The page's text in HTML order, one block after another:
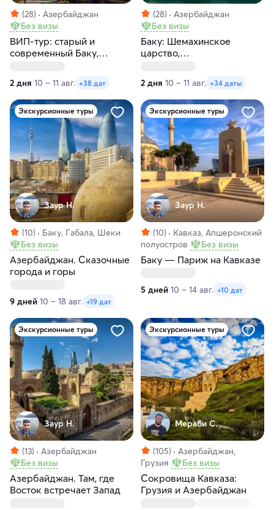
(28)
Азербайджан
Без визы
ВИП-тур: старый и
современный Баку,
2 дня 10 – 11 авг. +38 дат
(28)
Азербайджан
Без визы
Баку: Шемахинское
царство,
2 дня 10 – 11 авг. +34 даты
Экскурсионные туры
Заур Н.
(10)
Баку, Габала, Шеки
Без визы
Азербайджан. Сказочные
города и горы
9 дней 10 – 18 авг. +19 дат
Экскурсионные туры
Заур Н.
(10)
Кавказ, Апшеронский
полуостров
Без визы
Баку — Париж на Кавказе
5 дней 10 – 14 авг. +10 дат
Экскурсионные туры
Заур Н.
(13)
Азербайджан
Без визы
Азербайджан. Там, где
Восток встречает Запад
Экскурсионные туры
Мераби С.
(105)
Азербайджан,
Грузия
Без визы
Сокровища Кавказа:
Грузия и Азербайджан